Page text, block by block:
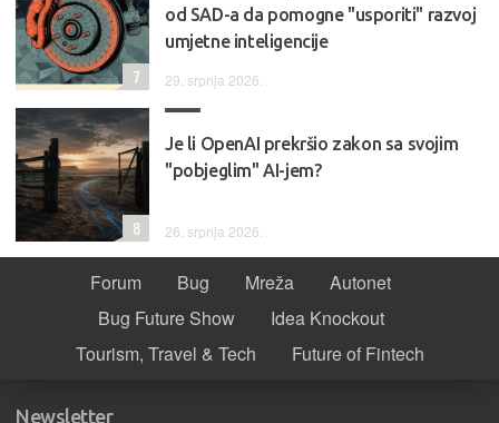
od SAD-a da pomogne "usporiti" razvoj
umjetne inteligencije
29. srpnja 2026.
7
Je li OpenAI prekršio zakon sa svojim
"pobjeglim" AI-jem?
26. srpnja 2026.
8
Forum Bug Mreža
Autonet
Bug Future Show
Idea Knockout
Tourism, Travel & Tech
Future of Fintech
Newsletter